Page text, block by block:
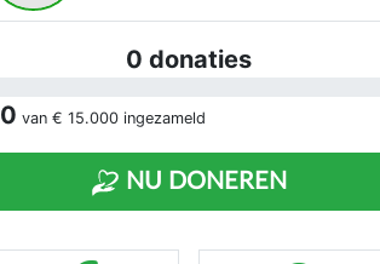
0 donaties
van € 15.000 ingezameld
NU DONEREN